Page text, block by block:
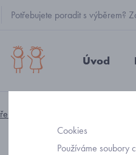
Potřebujete poradit s
Úvod
Cookies
Používáme soubory